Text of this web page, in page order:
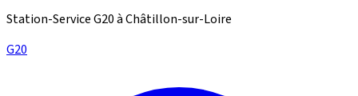
Station-Service G20 à Châtillon-sur-Loire
G20